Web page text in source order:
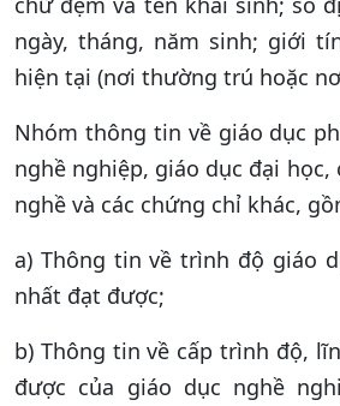
ngày, tháng, năm sinh; giới
hiện tại (nơi thường trú hoặc
Nhóm thông tin về giáo dục
nghề nghiệp, giáo dục đại học,
nghề và các chứng chỉ khác,
a) Thông tin về trình độ giáo
nhất đạt được;
b) Thông tin về cấp trình độ,
được của giáo dục nghề